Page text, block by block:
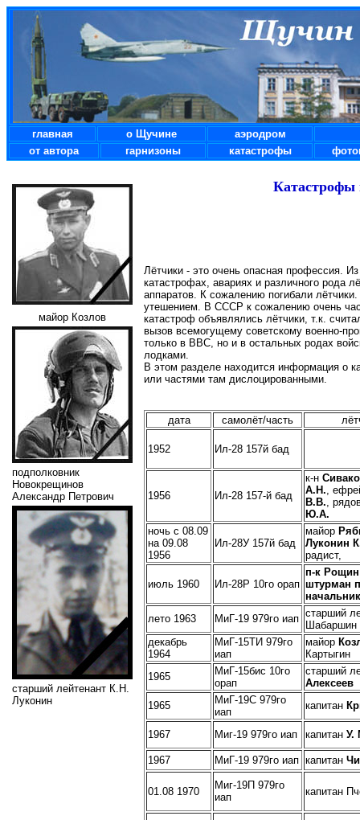
главная о Щучине
аэродром
от автора
гарнизоны катастрофы
майор Козлов
подполковник
Новокрещинов
Александр Петрович
старший лейтенант К.Н.
Луконин
Катастрофы
Лётчики - это очень опасная профессия.
катастрофах, авариях и различного рода
аппаратов. К сожалению погибали
утешением. В СССР к сожалению очень
катастроф объявлялись лётчики, т.к.
вызов всемогущему советскому военно-
только в ВВС, но и в остальных родах
лодками.
В этом разделе находится информация о
или частями там дислоцированными.
дата самолёт/часть
1952 Ил-28 157й бад
1956 Ил-28 157-й бад
к-н
А.Н.,
В.В.,
Ю.А.
ночь с 08.09
на 09.08
1956
Ил-28У 157й бад
майор
Луконин
радист,
июль 1960 Ил-28Р 10го орап
п-к Рощин
штурман
лето 1963
МиГ-19 979го иап старший
Шабаршин
декабрь
1964
МиГ-15ТИ 979го
иап
майор
Картыгин
1965
МиГ-15бис 10го
орап
старший
Алексеев
1965
МиГ-19С 979го
иап
капитан
1967 Миг-19 979го иап капитан У.
1967 МиГ-19 979го иап капитан
01.08 1970
Миг-19П 979го
иап
капитан